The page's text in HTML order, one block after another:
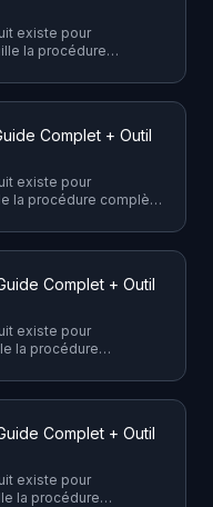
existe pour
la procédure
nécessaires.
Complet + Outil
existe pour
la procédure complète
Complet + Outil
existe pour
la procédure
nécessaires.
Complet + Outil
existe pour
la procédure